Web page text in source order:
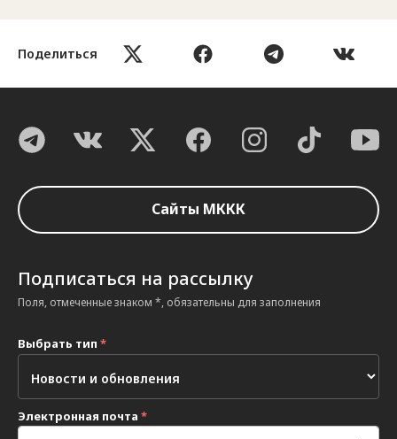
Поделиться
Сайты МККК
Подписаться на рассылку
Поля, отмеченные знаком *, обязательны для заполнения
Выбрать тип *
Электронная почта *